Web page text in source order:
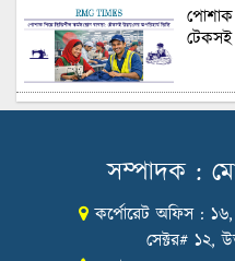
পোশাক
টেকসই
শুল্কের
সম্পাদক :
কর্পোরেট অফিস :
সেক্টর# ১২,